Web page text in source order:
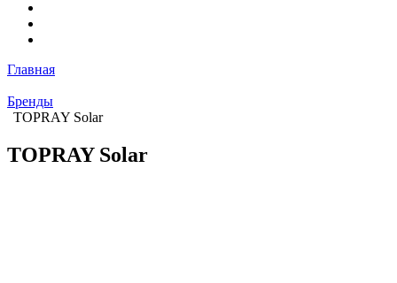
Главная
Бренды
TOPRAY Solar
TOPRAY Solar